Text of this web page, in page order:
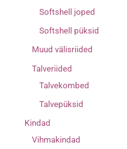
Softshell joped
Softshell püksid
Muud välisriided
Talveriided
Talvekombed
Talvepüksid
Kindad
Vihmakindad